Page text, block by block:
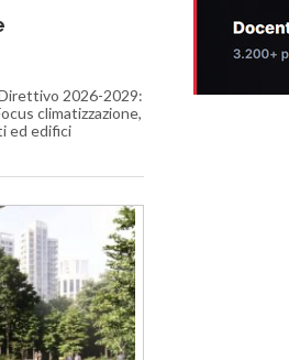
2026-2029:
climatizzazione,
ed edifici